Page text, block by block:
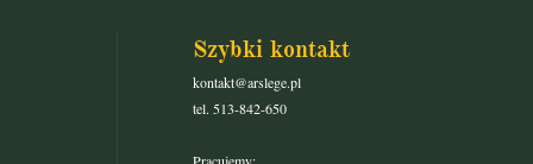
Szybki kontakt
kontakt@arslege.pl
tel. 513-842-650